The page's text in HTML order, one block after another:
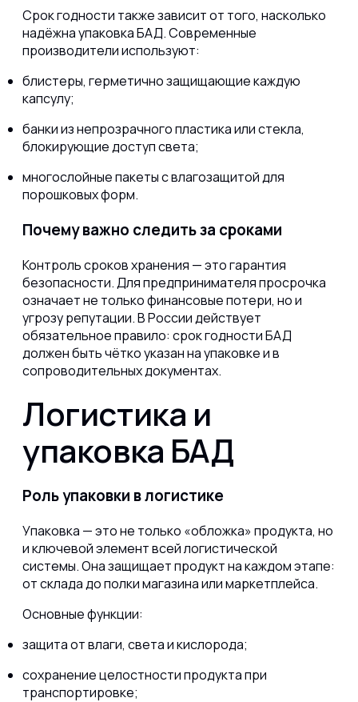
Срок годности также зависит от того, насколько
надёжна упаковка БАД. Современные
производители используют:
блистеры, герметично защищающие каждую
капсулу;
банки из непрозрачного пластика или стекла,
блокирующие доступ света;
многослойные пакеты с влагозащитой для
порошковых форм.
Почему важно следить за сроками
Контроль сроков хранения — это гарантия
безопасности. Для предпринимателя просрочка
означает не только финансовые потери, но и
угрозу репутации. В России действует
обязательное правило: срок годности БАД
должен быть чётко указан на упаковке и в
сопроводительных документах.
Логистика и
упаковка БАД
Роль упаковки в логистике
Упаковка — это не только «обложка» продукта, но
и ключевой элемент всей логистической
системы. Она защищает продукт на каждом этапе:
от склада до полки магазина или маркетплейса.
Основные функции:
защита от влаги, света и кислорода;
сохранение целостности продукта при
транспортировке;